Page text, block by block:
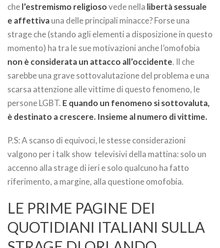
chel’estremismo religiosovede nella libertà sessuale
e affettivauna delle principali minacce? Forse una
strage che (stando agli elementi a disposizione in questo
momento) ha tra le sue motivazioni anche l’omofobia
non è considerata un attacco all’occidente. Il che
sarebbe una grave sottovalutazione del problema e una
scarsa attenzione alle vittime di questo fenomeno, le
persone LGBT. E quando un fenomeno si sottovaluta,
è destinato a crescere. Insieme al numero di vittime.
P.S: A scanso di equivoci, le stesse considerazioni
valgono per i talk show televisivi della mattina: solo un
accenno alla strage di ieri e solo qualcuno ha fatto
riferimento, a margine, alla questione omofobia.
LE PRIME PAGINE DEI
QUOTIDIANI ITALIANI SULLA